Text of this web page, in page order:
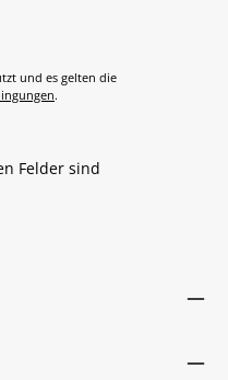
und es gelten die
.
Felder sind